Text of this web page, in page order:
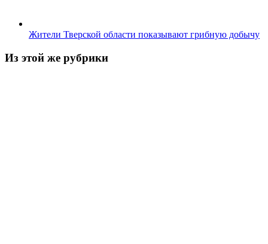
Жители Тверской области показывают грибную добычу
Из этой же рубрики